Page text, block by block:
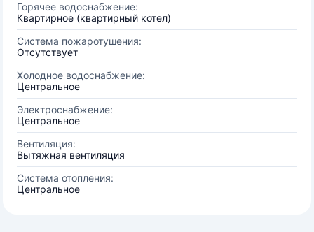
Горячее водоснабжение:
Квартирное (квартирный котел)
Система пожаротушения:
Отсутствует
Холодное водоснабжение:
Центральное
Электроснабжение:
Центральное
Вентиляция:
Вытяжная вентиляция
Система отопления:
Центральное